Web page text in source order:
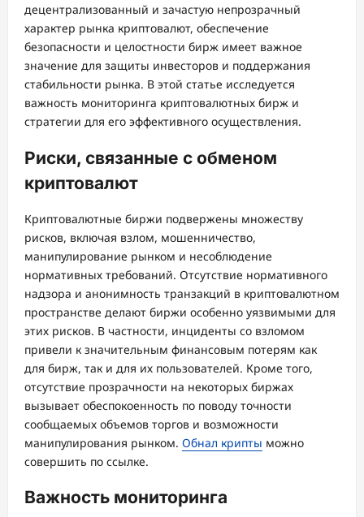
децентрализованный и зачастую непрозрачный
характер рынка криптовалют, обеспечение
безопасности и целостности бирж имеет важное
значение для защиты инвесторов и поддержания
стабильности рынка. В этой статье исследуется
важность мониторинга криптовалютных бирж и
стратегии для его эффективного осуществления.
Риски, связанные с обменом
криптовалют
Криптовалютные биржи подвержены множеству
рисков, включая взлом, мошенничество,
манипулирование рынком и несоблюдение
нормативных требований. Отсутствие нормативного
надзора и анонимность транзакций в криптовалютном
пространстве делают биржи особенно уязвимыми для
этих рисков. В частности, инциденты со взломом
привели к значительным финансовым потерям как
для бирж, так и для их пользователей. Кроме того,
отсутствие прозрачности на некоторых биржах
вызывает обеспокоенность по поводу точности
сообщаемых объемов торгов и возможности
манипулирования рынком. Обнал крипты можно
совершить по ссылке.
Важность мониторинга